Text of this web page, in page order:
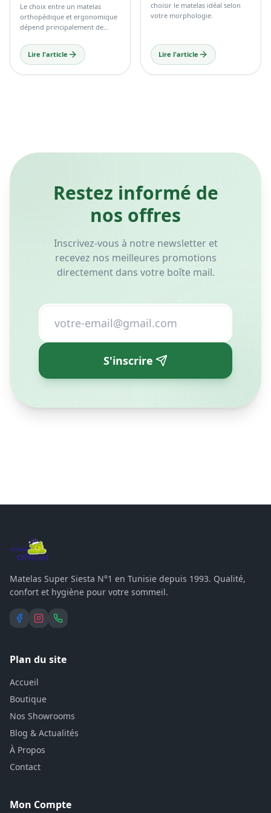
Le choix entre un matelas
orthopédique et ergonomique
dépend principalement de
votre morphologie et de vos
habitudes de sommeil.
Lire l'article
choisir le matelas idéal selon
votre morphologie.
Lire l'article
Restez informé de
nos offres
Inscrivez-vous à notre newsletter et
recevez nos meilleures promotions
directement dans votre boîte mail.
S'inscrire
Matelas Super Siesta N°1 en Tunisie depuis 1993. Qualité,
confort et hygiène pour votre sommeil.
Plan du site
Accueil
Boutique
Nos Showrooms
Blog & Actualités
À Propos
Contact
Mon Compte